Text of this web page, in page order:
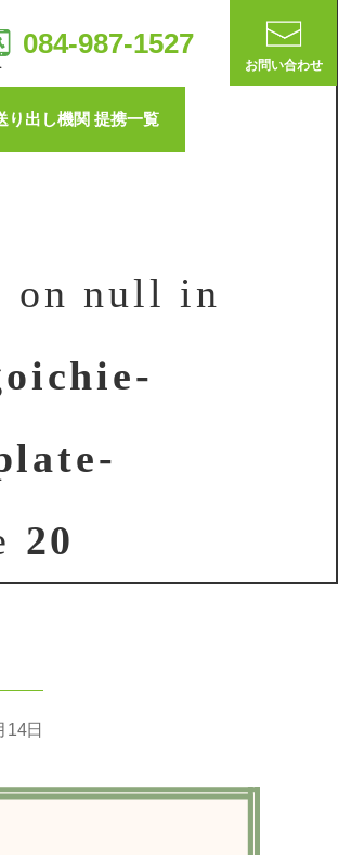
り出し機関 提携一覧
お問い合わせ
084-987-1527
20
on null in
20
14日